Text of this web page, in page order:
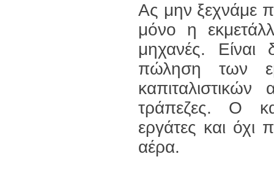
Ας μην ξεχνάμε
μόνο η
μηχανές.
πώληση των
τράπεζες. Ο
εργάτες και όχι
αέρα.